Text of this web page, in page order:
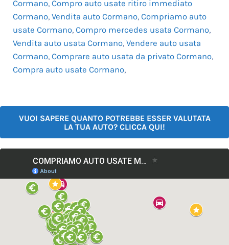
Cormano, Compro auto usate ritiro immediato
Cormano, Vendita auto Cormano, Compriamo auto
usate Cormano, Compro mercedes usata Cormano,
Vendita auto usata Cormano, Vendere auto usata
Cormano, Comprare auto usata da privato Cormano,
Compra auto usate Cormano,
VUOI SAPERE QUANTO POTREBBE ESSER VALUTATA
LA TUA AUTO? CLICCA QUI!